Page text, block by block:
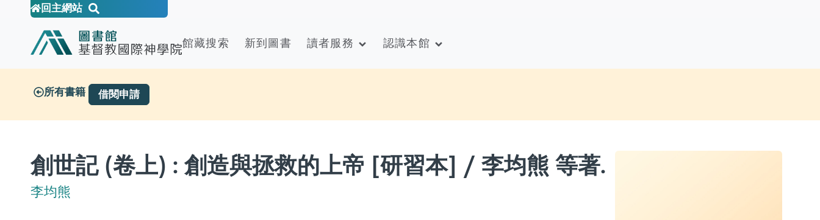
回主網站
館藏搜索 新到圖書 讀者服務 認識本館
所有書籍 借閱申請
創世記 (卷上) : 創造與拯救的上帝 [研習本] / 李均熊 等著.
李均熊